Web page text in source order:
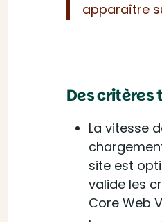
apparaître
Des critères
La vitesse
site est
valide les
Core Web